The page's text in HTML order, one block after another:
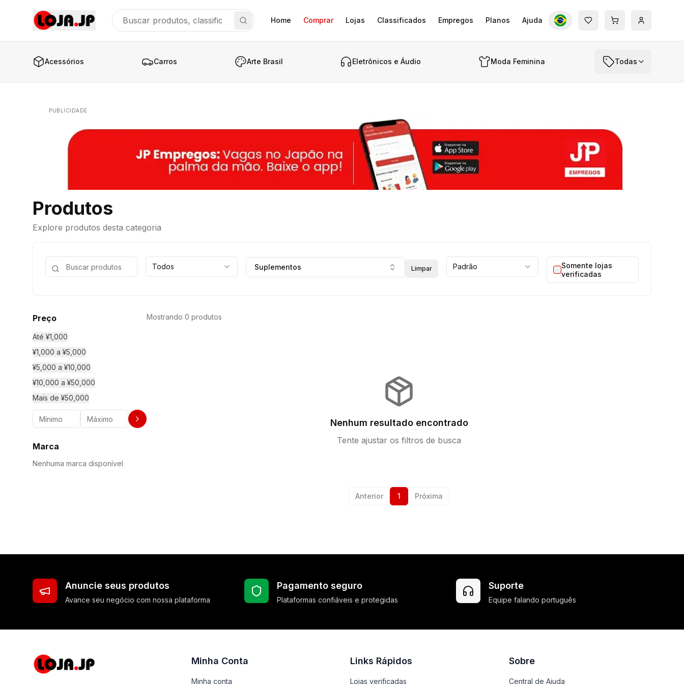
Home Comprar Lojas Classificados Empregos Planos Ajuda
Acessórios Carros Arte Brasil Eletrônicos e Áudio Moda Feminina Todas
PUBLICIDADE
Produtos
Explore produtos desta categoria
Todos Suplementos Limpar Padrão
Somente lojas
verificadas
Preço
Até ¥1,000
¥1,000 a ¥5,000
¥5,000 a ¥10,000
¥10,000 a ¥50,000
Mais de ¥50,000
Marca
Nenhuma marca disponível
Mostrando 0 produtos
Nenhum resultado encontrado
Tente ajustar os filtros de busca
Anterior 1 Próxima
Anuncie seus produtos
Avance seu negócio com nossa plataforma
Pagamento seguro
Plataformas confiáveis e protegidas
Suporte
Equipe falando português
Minha Conta
Minha conta
Links Rápidos
Lojas verificadas
Sobre
Central de Ajuda